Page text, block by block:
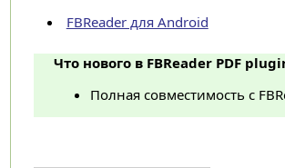
FBReader для Android
Что нового в FBReader PDF
Полная совместимость с